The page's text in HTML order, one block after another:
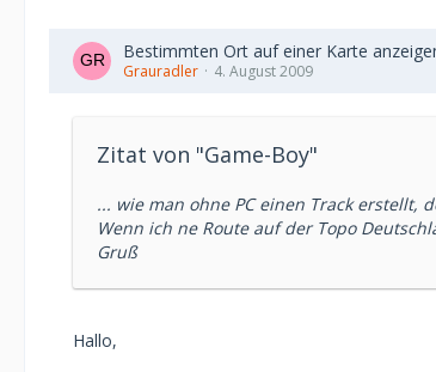
Bestimmten Ort auf einer Karte
Grauradler 4. August 2009
Zitat von "Game-Boy"
... wie man ohne PC einen Track erstellt,
Wenn ich ne Route auf der Topo
Gruß
Hallo,